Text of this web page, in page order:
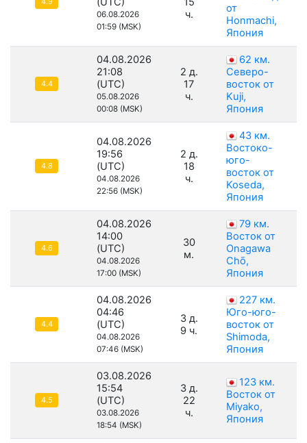
06.08.2026
01:59 (MSK)
ч.
от
Honmachi,
Япония
4.4
04.08.2026
21:08
(UTC)
05.08.2026
00:08 (MSK)
2 д.
17
ч.
62 км.
Северо-
восток от
Kuji,
Япония
4.8
04.08.2026
19:56
(UTC)
04.08.2026
22:56 (MSK)
2 д.
18
ч.
43 км.
Востоко-
юго-
восток от
Koseda,
Япония
4.6
04.08.2026
14:00
(UTC)
04.08.2026
17:00 (MSK)
30
м.
79 км.
Восток от
Onagawa
Chō,
Япония
4.4
04.08.2026
04:46
(UTC)
04.08.2026
07:46 (MSK)
3 д.
9 ч.
227 км.
Юго-юго-
восток от
Shimoda,
Япония
4.5
03.08.2026
15:54
(UTC)
03.08.2026
18:54 (MSK)
3 д.
22
ч.
123 км.
Восток от
Miyako,
Япония